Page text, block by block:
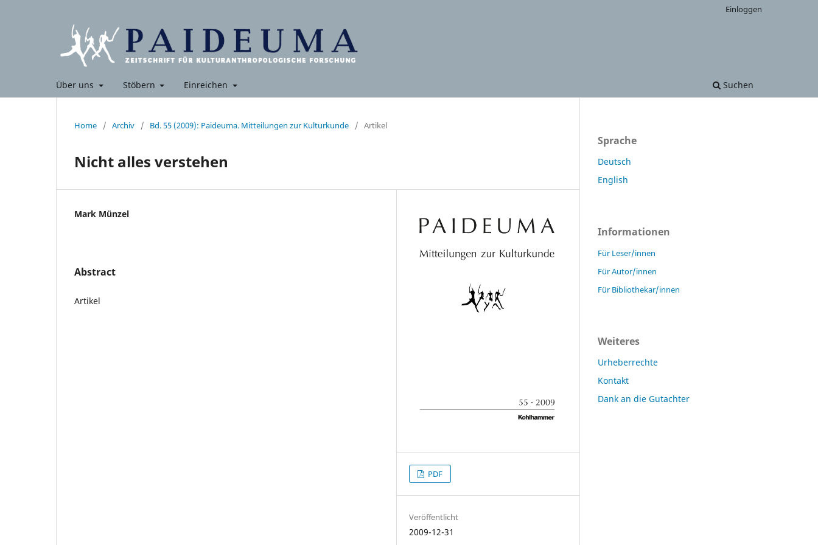
Über uns Stöbern Einreichen Suchen
Einloggen
Home / Archiv / Bd. 55 (2009): Paideuma. Mitteilungen zur Kulturkunde / Artikel
Nicht alles verstehen
Mark Münzel
Abstract
Artikel
PDF
Veröffentlicht
2009-12-31
Sprache
Deutsch
English
Informationen
Für Leser/innen
Für Autor/innen
Für Bibliothekar/innen
Weiteres
Urheberrechte
Kontakt
Dank an die Gutachter